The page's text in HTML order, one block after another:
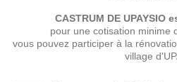
CASTRUM DE UPAYSIO
pour une cotisation minime
vous pouvez participer à la
village